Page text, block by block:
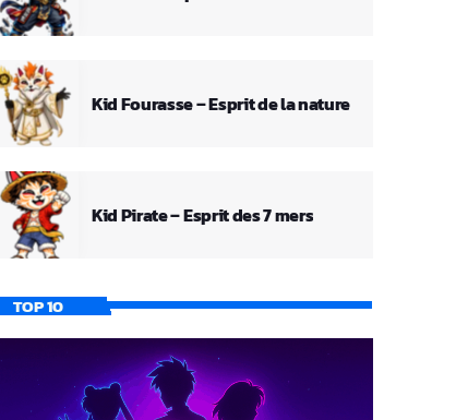
Kid Fourasse – Esprit de la nature
Kid Pirate – Esprit des 7 mers
TOP 10